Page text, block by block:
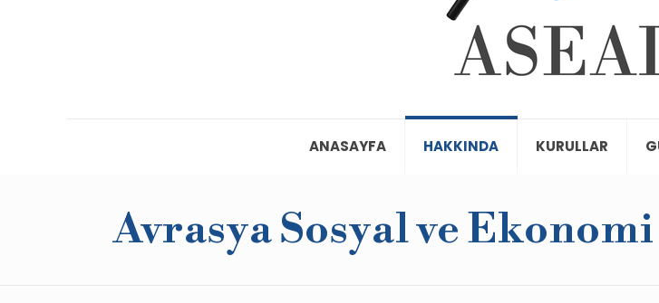
ANASAYFA HAKKINDA KURULLAR
Avrasya Sosyal ve